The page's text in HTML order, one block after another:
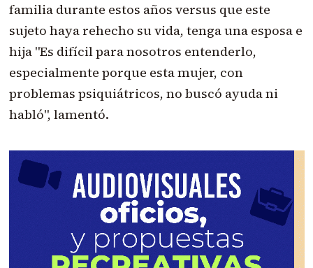
familia durante estos años versus que este
sujeto haya rehecho su vida, tenga una esposa e
hija "Es difícil para nosotros entenderlo,
especialmente porque esta mujer, con
problemas psiquiátricos, no buscó ayuda ni
habló", lamentó.